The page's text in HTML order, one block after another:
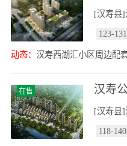
123-
动态： 汉寿西湖汇小区周边配
在售 汉寿
[汉寿县]
118-